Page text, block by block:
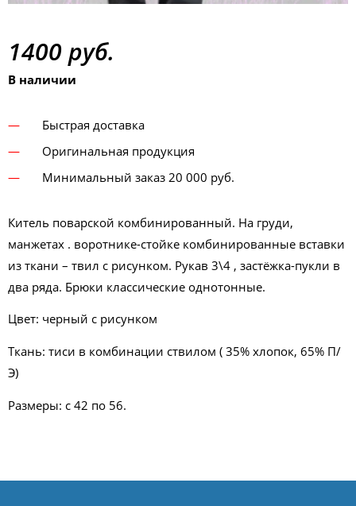
1400 руб.
В наличии
Быстрая доставка
Оригинальная продукция
Минимальный заказ 20 000 руб.
Китель поварской комбинированный. На груди,
манжетах . воротнике-стойке комбинированные вставки
из ткани – твил с рисунком. Рукав 3\4 , застёжка-пукли в
два ряда. Брюки классические однотонные.
Цвет: черный с рисунком
Ткань: тиси в комбинации ствилом ( 35% хлопок, 65% П/
Э)
Размеры: с 42 по 56.